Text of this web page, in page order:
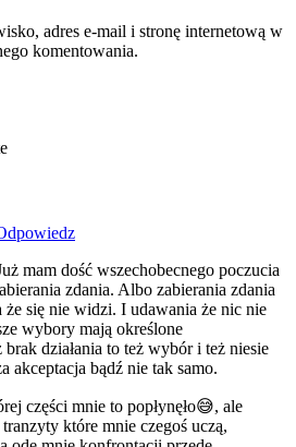
adres e-mail i stronę internetową w
komentowania.
mam dość wszechobecnego poczucia
zdania. Albo zabierania zdania
że się nie widzi. I udawania że nic nie
wybory mają określone
działania to też wybór i też niesie
akceptacja bądź nie tak samo.
części mnie to popłynęło😅, ale
które mnie czegoś uczą,